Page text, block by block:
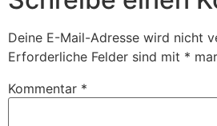
Deine E-Mail-Adresse wird nicht
Erforderliche Felder sind mit *
Kommentar *